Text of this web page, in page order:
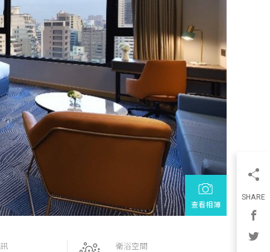
查看相簿
衛浴空間
SHARE